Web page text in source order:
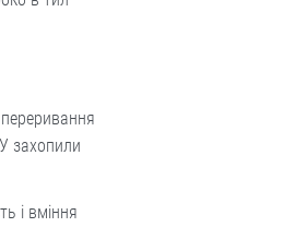
захопили
і вміння